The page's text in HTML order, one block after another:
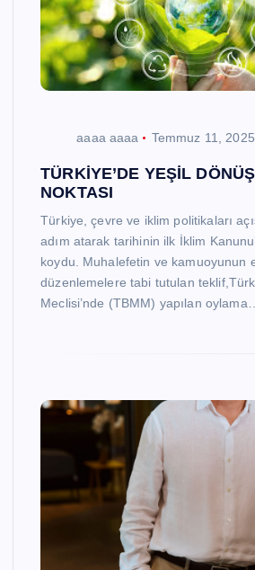
aaaa aaaa Temmuz 11, 2025
TÜRKİYE’DE YEŞİL
NOKTASI
Türkiye, çevre ve iklim politikaları
adım atarak tarihinin ilk İklim
koydu. Muhalefetin ve kamuoyunun
düzenlemelere tabi tutulan
Meclisi’nde (TBMM) yapılan oylama…